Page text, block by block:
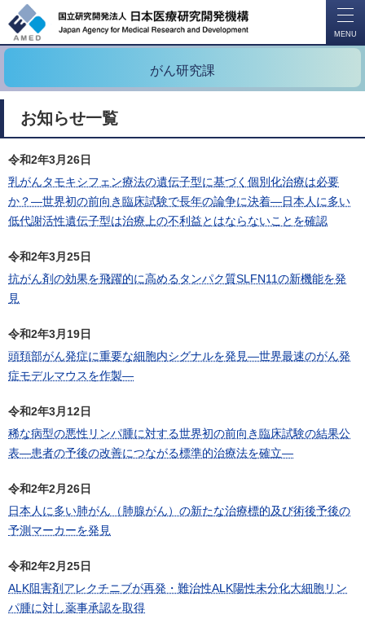
MENU
がん研究課
お知らせ一覧
令和2年3月26日
乳がんタモキシフェン療法の遺伝子型に基づく個別化治療は必要
か？―世界初の前向き臨床試験で長年の論争に決着―日本人に多い
低代謝活性遺伝子型は治療上の不利益とはならないことを確認
令和2年3月25日
抗がん剤の効果を飛躍的に高めるタンパク質SLFN11の新機能を発
見
令和2年3月19日
頭頚部がん発症に重要な細胞内シグナルを発見―世界最速のがん発
症モデルマウスを作製―
令和2年3月12日
稀な病型の悪性リンパ腫に対する世界初の前向き臨床試験の結果公
表―患者の予後の改善につながる標準的治療法を確立―
令和2年2月26日
日本人に多い肺がん（肺腺がん）の新たな治療標的及び術後予後の
予測マーカーを発見
令和2年2月25日
ALK阻害剤アレクチニブが再発・難治性ALK陽性未分化大細胞リン
パ腫に対し薬事承認を取得